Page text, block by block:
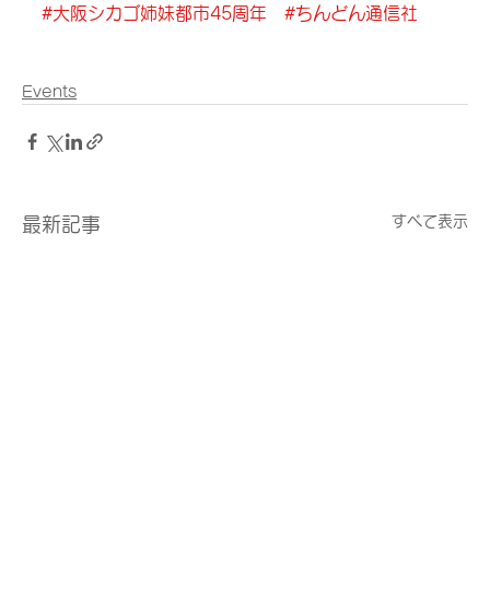
#大阪シカゴ姉妹都市45周年 #ちんどん通信社
Events
最新記事 すべて表示